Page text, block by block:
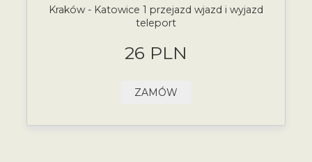
Kraków - Katowice 1 przejazd wjazd i wyjazd
teleport
26 PLN
ZAMÓW